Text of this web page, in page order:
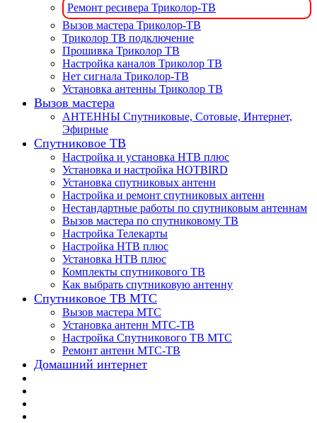
Ремонт ресивера Триколор-ТВ
Вызов мастера Триколор-ТВ
Триколор ТВ подключение
Прошивка Триколор ТВ
Настройка каналов Триколор ТВ
Нет сигнала Триколор-ТВ
Установка антенны Триколор ТВ
Вызов мастера
АНТЕННЫ Спутниковые, Сотовые, Интернет,
Эфирные
Спутниковое ТВ
Настройка и установка НТВ плюс
Установка и настройка HOTBIRD
Установка спутниковых антенн
Настройка и ремонт спутниковых антенн
Нестандартные работы по спутниковым антеннам
Вызов мастера по спутниковому ТВ
Настройка Телекарты
Настройка НТВ плюс
Установка НТВ плюс
Комплекты спутникового ТВ
Как выбрать спутниковую антенну
Спутниковое ТВ МТС
Вызов мастера МТС
Установка антенн МТС-ТВ
Настройка Спутникового ТВ МТС
Ремонт антенн МТС-ТВ
Домашний интернет